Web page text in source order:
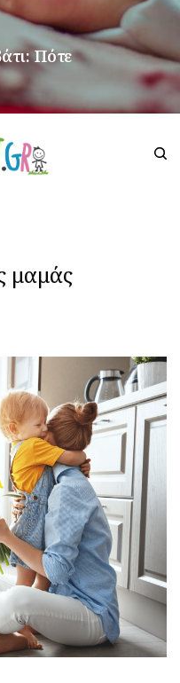
Πότε
μαμάς